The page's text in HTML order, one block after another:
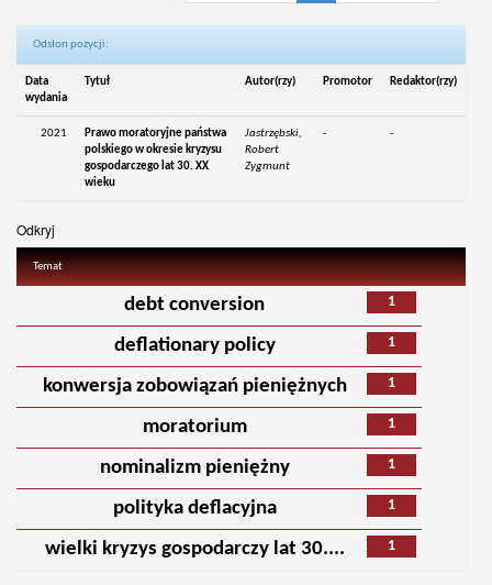
Odsłon pozycji:
Data
wydania
Tytuł Autor(rzy) Promotor Redaktor(rzy)
2021
Prawo moratoryjne państwa
polskiego w okresie kryzysu
gospodarczego lat 30. XX
wieku
Jastrzębski,
Robert
Zygmunt
- -
Odkryj
Temat
1
debt conversion
1
deflationary policy
1
konwersja zobowiązań pieniężnych
1
moratorium
1
nominalizm pieniężny
1
polityka deflacyjna
1
wielki kryzys gospodarczy lat 30....